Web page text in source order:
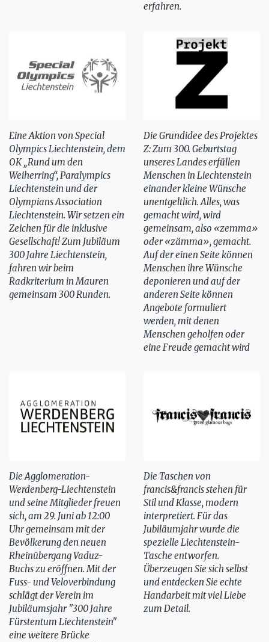
erfahren.
Eine Aktion von Special
Olympics Liechtenstein, dem
OK „Rund um den
Weiherring“, Paralympics
Liechtenstein und der
Olympians Association
Liechtenstein. Wir setzen ein
Zeichen für die inklusive
Gesellschaft! Zum Jubiläum
300 Jahre Liechtenstein,
fahren wir beim
Radkriterium in Mauren
gemeinsam 300 Runden.
Die Grundidee des Projektes
Z: Zum 300. Geburtstag
unseres Landes erfüllen
Menschen in Liechtenstein
einander kleine Wünsche
unentgeltlich. Alles, was
gemacht wird, wird
gemeinsam, also «zemma»
oder «zämma», gemacht.
Auf der einen Seite können
Menschen ihre Wünsche
deponieren und auf der
anderen Seite können
Angebote formuliert
werden, mit denen
Menschen geholfen oder
eine Freude gemacht wird
Die Agglomeration-
Werdenberg-Liechtenstein
und seine Mitglieder freuen
sich, am 29. Juni ab 12:00
Uhr gemeinsam mit der
Bevölkerung den neuen
Rheinübergang Vaduz-
Buchs zu eröffnen. Mit der
Fuss- und Veloverbindung
schlägt der Verein im
Jubiläumsjahr "300 Jahre
Fürstentum Liechtenstein"
eine weitere Brücke
Die Taschen von
francis&francis stehen für
Stil und Klasse, modern
interpretiert. Für das
Jubiläumjahr wurde die
spezielle Liechtenstein-
Tasche entworfen.
Überzeugen Sie sich selbst
und entdecken Sie echte
Handarbeit mit viel Liebe
zum Detail.